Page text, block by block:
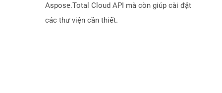
Aspose.Total Cloud API mà còn giúp cài đặt
các thư viện cần thiết.